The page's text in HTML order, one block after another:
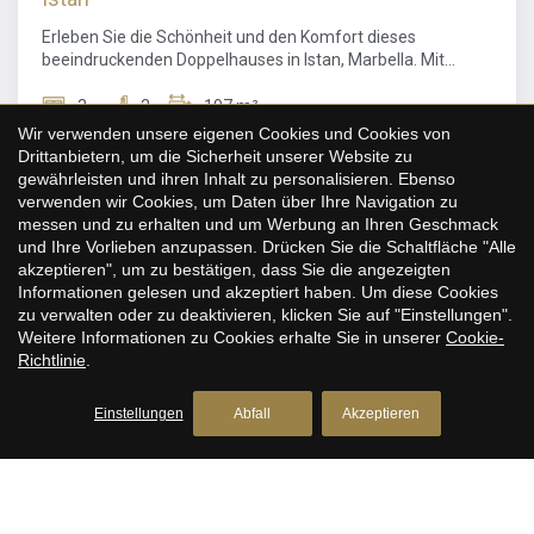
Kilometer von der Goldenen Meile Marbellas
entfernt.Verpassen Sie nicht die Gelegenheit, dieses
außergewöhnliche Haus zu Ihrem neuen Zuhause zu
zwischen Komfort, Stil und Natur.
Erleben Sie die Schönheit und den Komfort dieses
beeindruckenden Doppelhauses in Istan, Marbella. Mit
diese Immobilie für diejenigen konzipiert, die sowohl Stil als
auch Natur schätzen. Dieses Haus verfügt über ein
großzügiges, modernes Open-Plan-Design, das nahtlos
Küche, Ess- und Wohnbereiche verbindet, unterstützt durch
Terrassenfenster, die den Raum mit natürlichem Licht
erfüllen. Die große Terrasse und das Solarium schaffen
eine einladende Atmosphäre, die perfekt zum Unterhalten
oder einfach zum Entspannen geeignet ist. Die Küche ist voll
ausgestattet mit hochwertigen Geräten, die die elegante
Ästhetik des Hauses ergänzen. Mit drei geschmackvoll
eingerichteten Schlafzimmern und zwei modernen
Badezimmern garantiert diese Immobilie Komfort und
Gefühl von Exklusivität und Eleganz. Diese Residenz ist
3 2 197 m²
620.000 €
Wir verwenden unsere eigenen Cookies und Cookies von
Drittanbietern, um die Sicherheit unserer Website zu
gewährleisten und ihren Inhalt zu personalisieren. Ebenso
verwenden wir Cookies, um Daten über Ihre Navigation zu
messen und zu erhalten und um Werbung an Ihren Geschmack
und Ihre Vorlieben anzupassen. Drücken Sie die Schaltfläche "Alle
akzeptieren", um zu bestätigen, dass Sie die angezeigten
Informationen gelesen und akzeptiert haben. Um diese Cookies
zu verwalten oder zu deaktivieren, klicken Sie auf "Einstellungen".
Weitere Informationen zu Cookies erhalte Sie in unserer Cookie-
Richtlinie
Einstellungen Abfall Akzeptieren